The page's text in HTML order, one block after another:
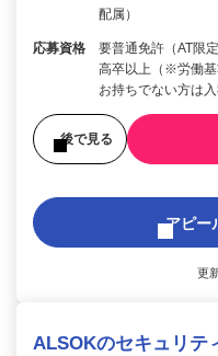
配属）
応募資格
要普通免許（AT限
高卒以上（※労働
お持ちでない方は
後で見る
アピー
更
ALSOKのセキュリテ